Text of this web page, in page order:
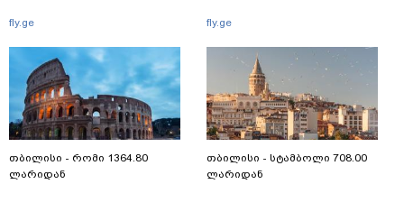
fly.ge
თბილისი - რომი 1364.80
ლარიდან
fly.ge
თბილისი - სტამბოლი 708.00
ლარიდან